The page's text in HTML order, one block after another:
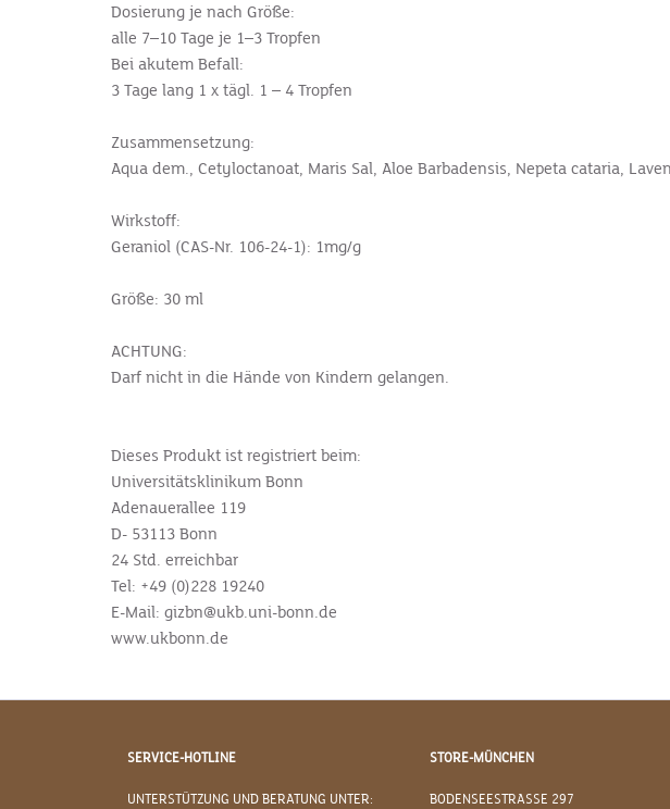
Dosierung je nach Größe:
alle 7–10 Tage je 1–3 Tropfen
Bei akutem Befall:
3 Tage lang 1 x tägl. 1 – 4 Tropfen
Zusammensetzung:
Aqua dem., Cetyloctanoat, Maris Sal, Aloe Barbadensis, Nepeta cataria,
Wirkstoff:
Geraniol (CAS-Nr. 106-24-1): 1mg/g
Größe: 30 ml
ACHTUNG:
Darf nicht in die Hände von Kindern gelangen.
Dieses Produkt ist registriert beim:
Universitätsklinikum Bonn
Adenauerallee 119
D- 53113 Bonn
24 Std. erreichbar
Tel: +49 (0)228 19240
E-Mail: gizbn@ukb.uni-bonn.de
www.ukbonn.de
SERVICE-HOTLINE
UNTERSTÜTZUNG UND BERATUNG UNTER:
STORE-MÜNCHEN
BODENSEESTRASSE 297